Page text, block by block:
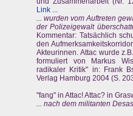
Link ...
... wurden vom Auftreten
der Polizeigewalt
Kommentar: Tatsächlich
den
Akteurinnen. Attac wurde
formuliert von Markus
radikaler Kritik" in: Frank
Verlag Hamburg 2004 (S.
"fang" in Attac! Attac? in
... nach dem militanten